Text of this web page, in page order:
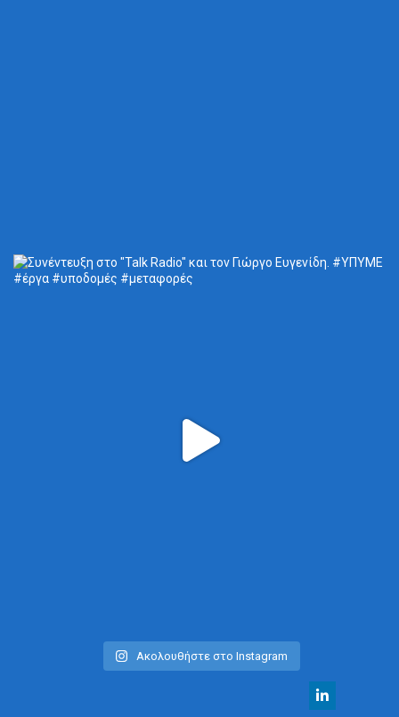
Ακολουθήστε στο Instagram